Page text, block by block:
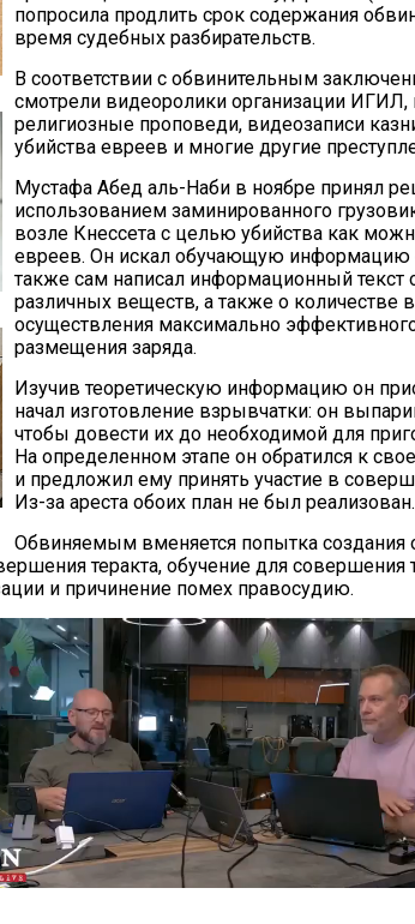
попросила продлить срок содержания
время судебных разбирательств.
В соответствии с обвинительным
смотрели видеоролики организации ИГИЛ,
религиозные проповеди, видеозаписи
убийства евреев и многие другие
Мустафа Абед аль-Наби в ноябре принял
использованием заминированного
возле Кнессета с целью убийства как
евреев. Он искал обучающую информацию
также сам написал информационный текст
различных веществ, а также о количестве
осуществления максимально
размещения заряда.
Изучив теоретическую информацию он
начал изготовление взрывчатки: он
чтобы довести их до необходимой для
На определенном этапе он обратился к
и предложил ему принять участие в
Из-за ареста обоих план не был реализован.
Обвиняемым вменяется попытка создания
теракта, обучение для совершения
и причинение помех правосудию.